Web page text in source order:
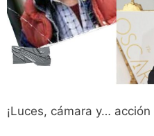
¡Luces, cámara y…